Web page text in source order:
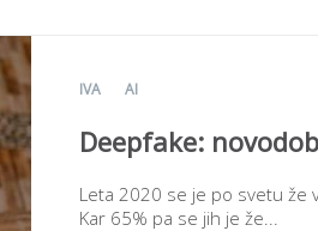
IVA AI
Deepfake:
Leta 2020 se je po svetu že
Kar 65% pa se jih je že...